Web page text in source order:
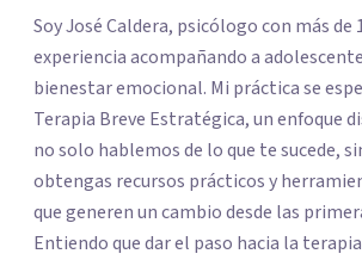
Soy José Caldera, psicólogo con más de
experiencia acompañando a
bienestar emocional. Mi práctica se
Terapia Breve Estratégica, un enfoque
no solo hablemos de lo que te sucede,
obtengas recursos prácticos y
que generen un cambio desde las
Entiendo que dar el paso hacia la